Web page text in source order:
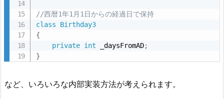
//西暦1年1月1日からの経過日で保持
class
Birthday3
{
private int _daysFromAD;
}
など、いろいろな内部実装方法が考えられます。